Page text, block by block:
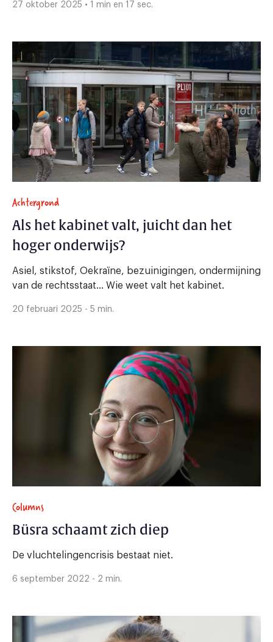
27 oktober 2025 • 1 min en 17 sec.
Achtergrond
Als het kabinet valt, juicht dan het
hoger onderwijs?
Asiel, stikstof, Oekraïne, bezuinigingen, ondermijning
van de rechtsstaat… Wie weet valt het kabinet.
20 februari 2025 - 5 min.
Columns
Büsra schaamt zich diep
De vluchtelingencrisis bestaat niet.
6 september 2022 - 2 min.